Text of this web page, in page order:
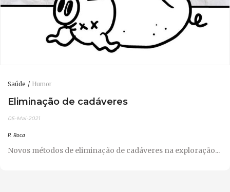
Saúde Humor
Eliminação de cadáveres
05-Mai-2021
P. Roca
Novos métodos de eliminação de cadáveres na exploração...